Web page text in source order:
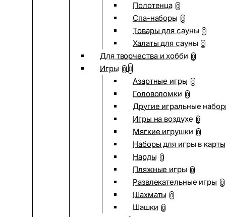
Полотенца 0
Спа-наборы 0
Товары для сауны 0
Халаты для сауны 0
Для творчества и хобби 0
Игры 0
Азартные игры 0
Головоломки 0
Другие игральные
Игры на воздухе 0
Мягкие игрушки 0
Наборы для игры в карты
Нарды 0
Пляжные игры 0
Развлекательные игры 0
Шахматы 0
Шашки 0